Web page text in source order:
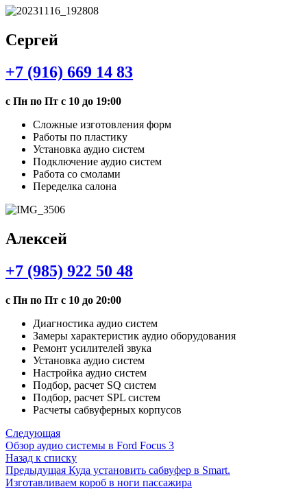
Сергей
+7 (916) 669 14 83
с Пн по Пт с 10 до 19:00
Сложные изготовления форм
Работы по пластику
Установка аудио систем
Подключение аудио систем
Работа со смолами
Переделка салона
Алексей
+7 (985) 922 50 48
с Пн по Пт с 10 до 20:00
Диагностика аудио систем
Замеры характеристик аудио оборудования
Ремонт усилителей звука
Установка аудио систем
Настройка аудио систем
Подбор, расчет SQ систем
Подбор, расчет SPL систем
Расчеты сабвуферных корпусов
Следующая
Обзор аудио системы в Ford Focus 3
Назад к списку
Предыдущая Куда установить сабвуфер в Smart.
Изготавливаем короб в ноги пассажира